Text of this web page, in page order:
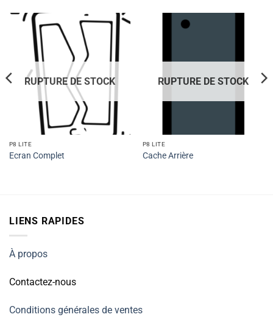
RUPTURE DE STOCK
P8 LITE
Ecran Complet
RUPTURE DE STOCK
P8 LITE
Cache Arrière
LIENS RAPIDES
À propos
Contactez-nous
Conditions générales de ventes